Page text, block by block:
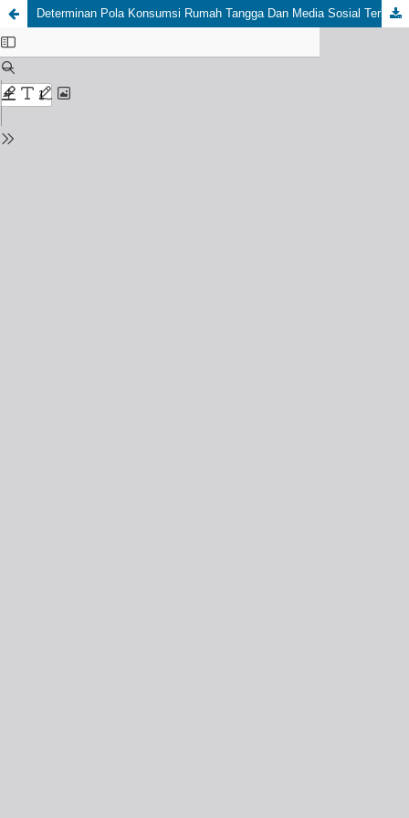
Determinan Pola Konsumsi Rumah Tangga Dan Media Sosial Terhadap Preferensi Mahasiswa Universitas Negeri Surabaya Dalam Memilih Restoran All You Can Eat Atau Ala Carte